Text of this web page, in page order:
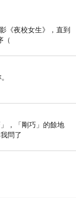
《夜校女生》，直到
（
，「剛巧」的餘地
問了